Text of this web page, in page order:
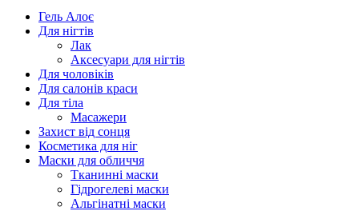
Гель Алоє
Для нігтів
Лак
Аксесуари для нігтів
Для чоловіків
Для салонів краси
Для тіла
Масажери
Захист від сонця
Косметика для ніг
Маски для обличчя
Тканинні маски
Гідрогелеві маски
Альгінатні маски